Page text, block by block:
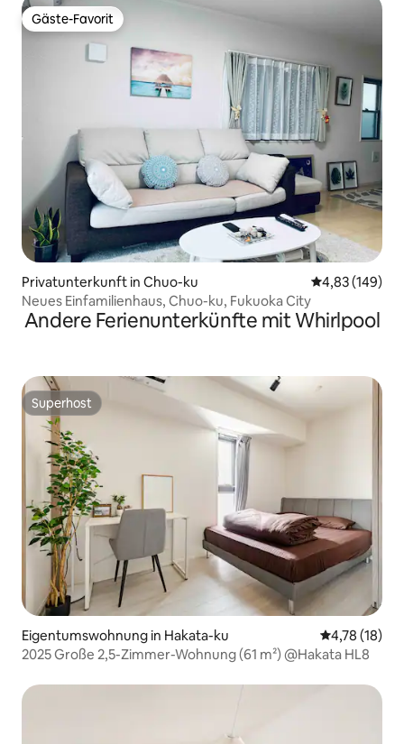
Aufenthalte
Gäste-Favorit
Gäste-Favorit
Privatunterkunft in Chuo-ku
4,83 (149)
Neues Einfamilienhaus, Chuo-ku, Fukuoka City
Andere Ferienunterkünfte mit Whirlpool
Superhost
Superhost
Eigentumswohnung in Hakata-ku
4,78 (18)
2025 Große 2,5-Zimmer-Wohnung (61 m²) @Hakata HL8